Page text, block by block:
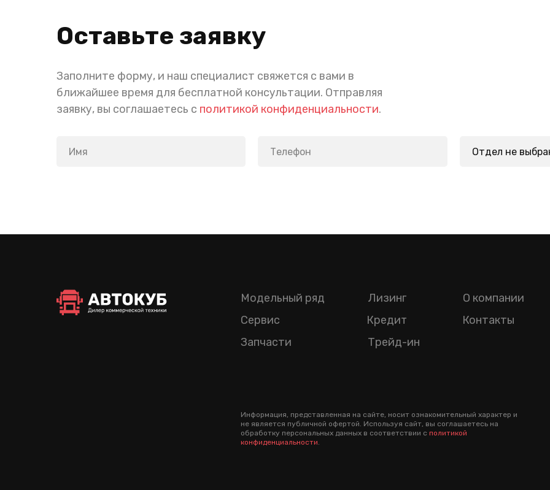
Оставьте заявку
Заполните форму, и наш специалист свяжется с вами в
ближайшее время для бесплатной консультации. Отправляя
заявку, вы соглашаетесь с политикой конфиденциальности.
Лизинг
Кредит
Трейд-ин
Модельный ряд
Сервис
Запчасти
О компании
Контакты
Информация, представленная на сайте, носит ознакомительный характер и
не является публичной офертой. Используя сайт, вы соглашаетесь на
обработку персональных данных в соответствии с политикой
конфиденциальности.